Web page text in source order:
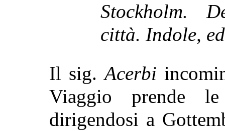
Stockholm.
città. Indole,
Il sig.Acerbi
Viaggio prende
dirigendosi a